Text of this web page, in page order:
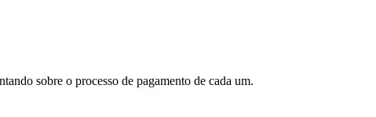
sobre o processo de pagamento de cada um.